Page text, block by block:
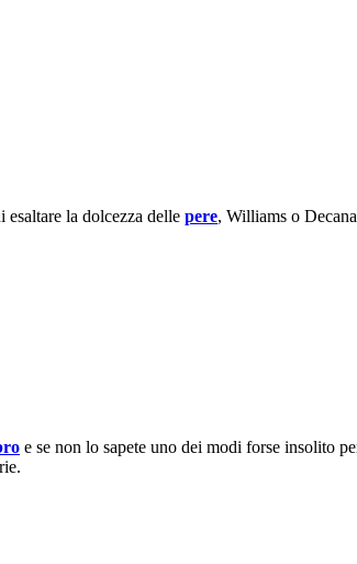
esaltare la dolcezza delle pere, Williams o
e se non lo sapete uno dei modi forse insolito